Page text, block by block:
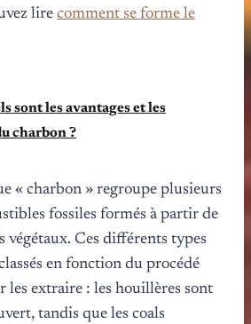
lire comment se forme le
sont les avantages et les
charbon ?
« charbon » regroupe plusieurs
fossiles formés à partir de
végétaux. Ces différents types
en fonction du procédé
extraire : les houillères sont
tandis que les coals